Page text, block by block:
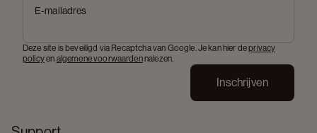
E-mailadres
Deze site is beveiligd via Recaptcha van Google. Je kan hier deprivacy
policyen algemene voorwaardennalezen.
Inschrijven